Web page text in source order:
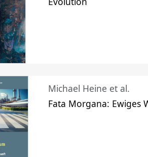
Michael Heine et al.
Fata Morgana: Ewiges